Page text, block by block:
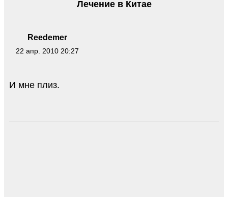
Reedemer
22 апр. 2010 20:27
Лечение в Китае
И мне плиз.